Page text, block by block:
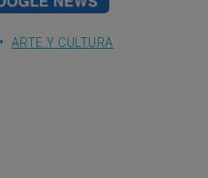
ARTE Y CULTURA